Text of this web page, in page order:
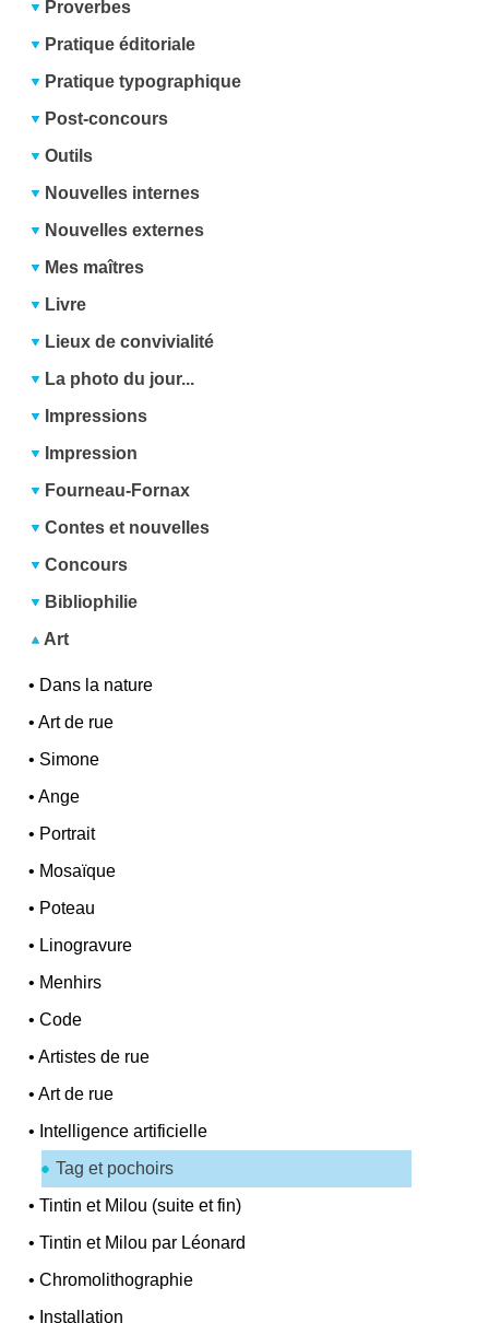
Proverbes
Pratique éditoriale
Pratique typographique
Post-concours
Outils
Nouvelles internes
Nouvelles externes
Mes maîtres
Livre
Lieux de convivialité
La photo du jour...
Impressions
Impression
Fourneau-Fornax
Contes et nouvelles
Concours
Bibliophilie
Art
• Dans la nature
•Art de rue
• Simone
•Ange
• Portrait
• Mosaïque
• Poteau
• Linogravure
• Menhirs
•Code
•Artistes de rue
•Art de rue
• Intelligence artificielle
Tag et pochoirs
•Tintin et Milou (suite et fin)
•Tintin et Milou par Léonard
•Chromolithographie
• Installation